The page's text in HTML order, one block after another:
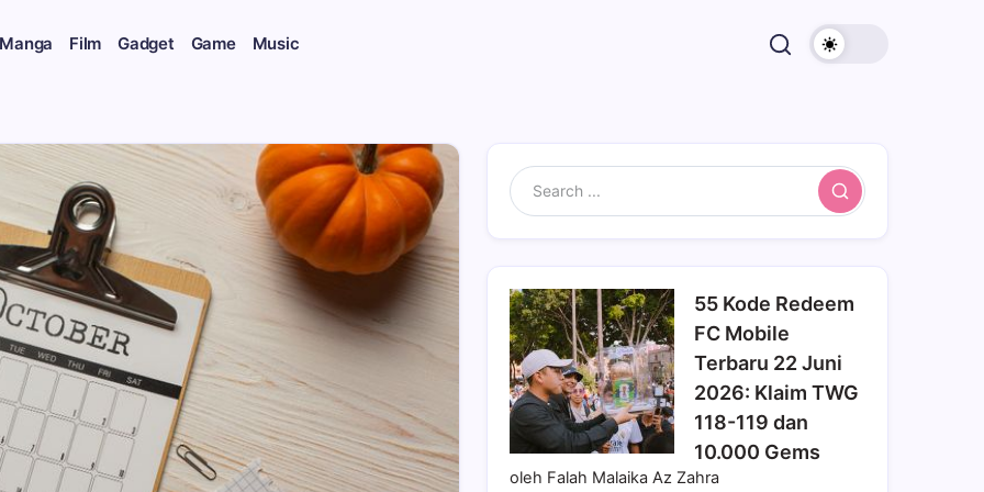
Film Gadget Game Music
Search
55 Kode Redeem
FC Mobile
Terbaru 22 Juni
2026: Klaim TWG
118-119 dan
10.000 Gems
oleh Falah Malaika Az Zahra